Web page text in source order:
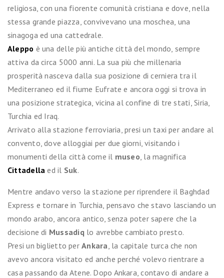
religiosa, con una fiorente comunità cristiana e dove, nella
stessa grande piazza, convivevano una moschea, una
sinagoga ed una cattedrale.
Aleppo è una delle più antiche città del mondo, sempre
attiva da circa 5000 anni. La sua più che millenaria
prosperità nasceva dalla sua posizione di cerniera tra il
Mediterraneo ed il fiume Eufrate e ancora oggi si trova in
una posizione strategica, vicina al confine di tre stati, Siria,
Turchia ed Iraq.
Arrivato alla stazione ferroviaria, presi un taxi per andare al
convento, dove alloggiai per due giorni, visitando i
monumenti della città come il museo , la magnifica
Cittadellaed il Suk.
Mentre andavo verso la stazione per riprendere il Baghdad
Express e tornare in Turchia, pensavo che stavo lasciando un
mondo arabo, ancora antico, senza poter sapere che la
decisione di Mussadiq lo avrebbe cambiato presto.
Presi un biglietto perAnkara , la capitale turca che non
avevo ancora visitato ed anche perché volevo rientrare a
casa passando da Atene. Dopo Ankara, contavo di andare a